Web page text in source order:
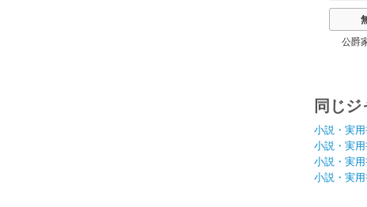
公爵
同じ
小説・実
小説・実
小説・実
小説・実